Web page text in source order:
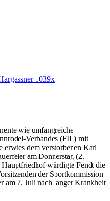
wie umfangreiche
Verbandes (FIL) mit
erwies dem verstorbenen Karl
am Donnerstag (2.
würdigte Fendt die
der Sportkommission
am 7. Juli nach langer Krankheit